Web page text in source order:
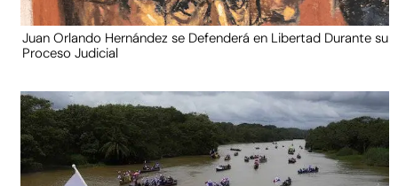
Juan Orlando Hernández se Defenderá en Libertad Durante su
Proceso Judicial